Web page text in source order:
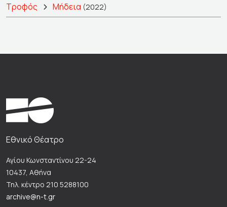
Τροφός Μήδεια (2022)
Εθνικό Θέατρο
Αγίου Κωνσταντίνου 22-24
10437, Αθήνα
Τηλ. κέντρο 210 5288100
archive@n-t.gr